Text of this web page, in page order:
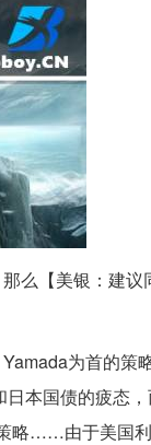
么【美银：建
为首的策
本国债的疲态
……由于美国